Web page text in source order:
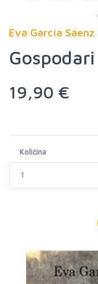
Eva García
19,90 €
Količina